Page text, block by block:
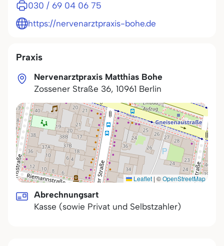
Praxis
Nervenarztpraxis Matthias Bohe
Zossener Straße 36, 10961 Berlin
Leaflet | ©OpenStreetMap
Abrechnungsart
Kasse (sowie Privat und Selbstzahler)
030 / 69 04 06 75
https://nervenarztpraxis-bohe.de